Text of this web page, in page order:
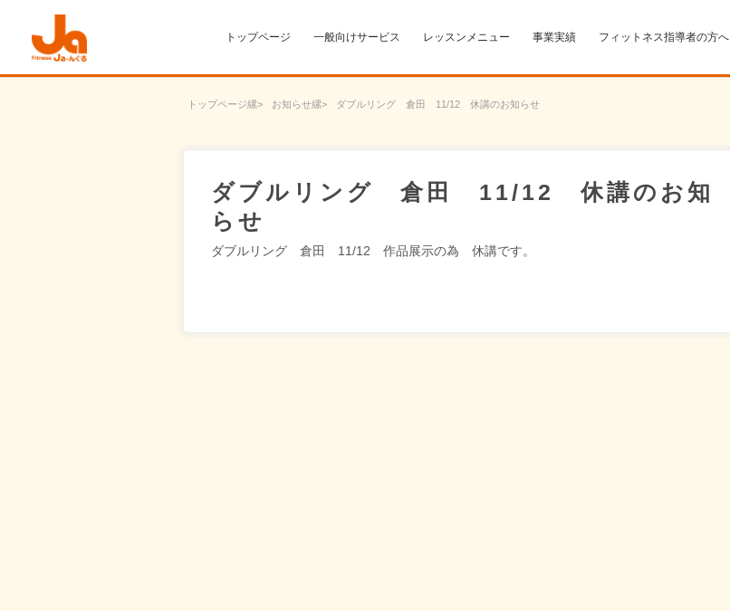
トップページ 一般向けサービス レッスンメニュー 事業実績 フィットネス指導者の方へ
トップページ お知らせ ダブルリング 倉田 11/12 休講のお知らせ
ダブルリング 倉田 11/12 休講のお知
らせ
ダブルリング 倉田 11/12 作品展示の為 休講です。